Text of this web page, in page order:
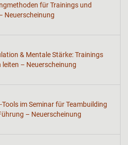
für Trainings und
Neuerscheinung
& Mentale Stärke: Trainings
leiten – Neuerscheinung
im Seminar für Teambuilding
– Neuerscheinung